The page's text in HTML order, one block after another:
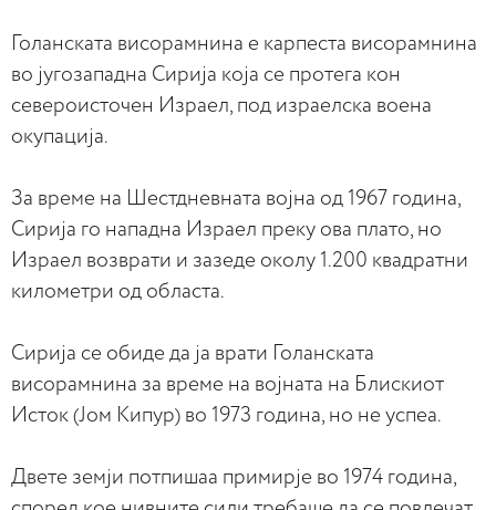
Голанската висорамнина е карпеста висорамнина
во југозападна Сирија која се протега кон
североисточен Израел, под израелска воена
окупација.
За време на Шестдневната војна од 1967 година,
Сирија го нападна Израел преку ова плато, но
Израел возврати и зазеде околу 1.200 квадратни
километри од областа.
Сирија се обиде да ја врати Голанската
висорамнина за време на војната на Блискиот
Исток (Јом Кипур) во 1973 година, но не успеа.
Двете земји потпишаа примирје во 1974 година,